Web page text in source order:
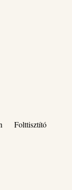
Folttisztító